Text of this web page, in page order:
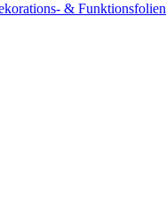
& Funktionsfolien